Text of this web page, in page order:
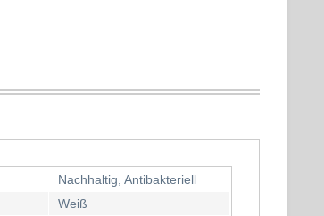
Nachhaltig, Antibakteriell
Weiß